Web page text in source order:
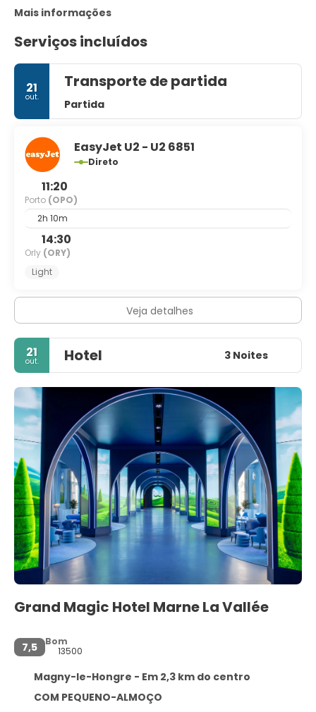
Mais informações
Serviços incluídos
21
out.
Transporte de partida
Partida
EasyJet U2 - U2 6851
Direto
11:20
Porto (OPO)
2h 10m
14:30
Orly (ORY)
Light
Veja detalhes
21
out. Hotel 3 Noites
Grand Magic Hotel Marne La Vallée
7,5
Bom
13500
Magny-le-Hongre - Em 2,3 km do centro
COM PEQUENO-ALMOÇO